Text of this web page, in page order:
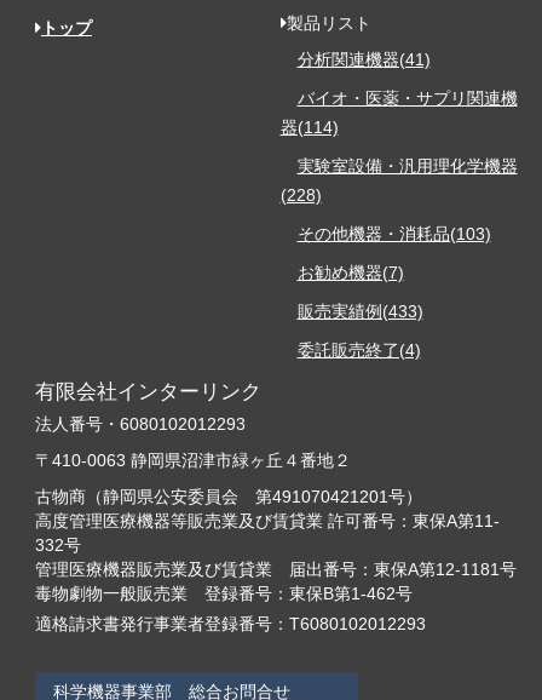
トップ
製品リスト
分析関連機器(41)
バイオ・医薬・サプリ関連機
器(114)
実験室設備・汎用理化学機器
(228)
その他機器・消耗品(103)
お勧め機器(7)
販売実績例(433)
委託販売終了(4)
有限会社インターリンク
法人番号・6080102012293
〒410-0063 静岡県沼津市緑ヶ丘４番地２
古物商（静岡県公安委員会 第491070421201号）
高度管理医療機器等販売業及び賃貸業 許可番号：東保A第11-
332号
管理医療機器販売業及び賃貸業 届出番号：東保A第12-1181号
毒物劇物一般販売業 登録番号：東保B第1-462号
適格請求書発行事業者登録番号：T6080102012293
科学機器事業部 総合お問合せ